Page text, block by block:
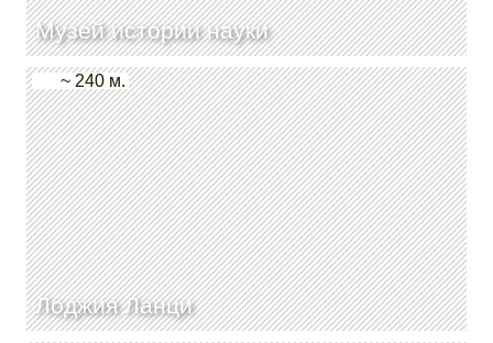
Музей истории науки
Лоджия Ланци
~ 240 м.